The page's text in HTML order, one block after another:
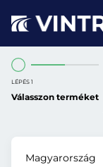
LÉPÉS 1
Válasszon terméket
Magyarország